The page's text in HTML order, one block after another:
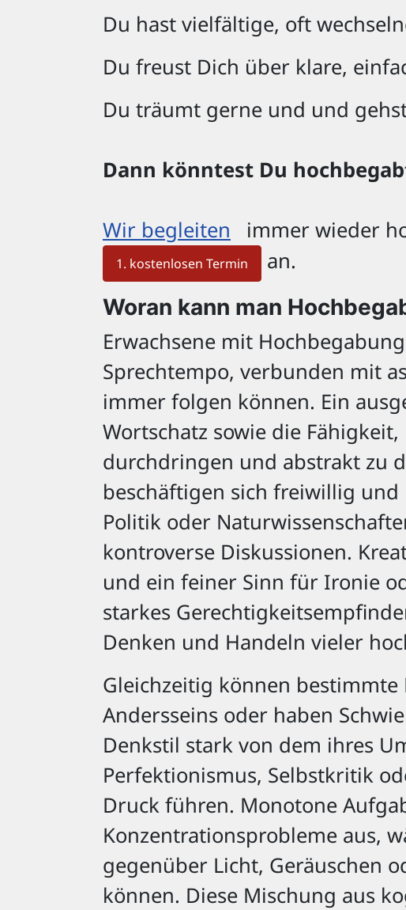
Du hast vielfältige, oft
Du freust Dich über klare,
Du träumt gerne und und
Dann könntest Du
Wir begleiten immer wieder
1. kostenlosen Termin an.
Woran kann man
Erwachsene mit
Sprechtempo, verbunden mit
immer folgen können. Ein
Wortschatz sowie die
durchdringen und abstrakt zu
beschäftigen sich freiwillig
Politik oder
kontroverse Diskussionen.
und ein feiner Sinn für Ironie
starkes
Denken und Handeln vieler
Gleichzeitig können
Andersseins oder haben
Denkstil stark von dem ihres
Perfektionismus, Selbstkritik
Druck führen. Monotone
Konzentrationsprobleme aus,
gegenüber Licht, Geräuschen
können. Diese Mischung aus